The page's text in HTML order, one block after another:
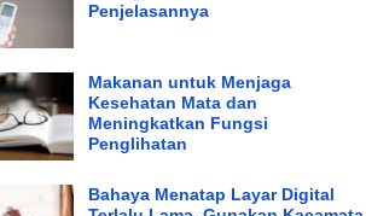
Penjelasannya
Makanan untuk Menjaga
Kesehatan Mata dan
Meningkatkan Fungsi
Penglihatan
Bahaya Menatap Layar Digital